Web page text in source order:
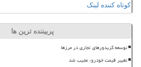
کوتاه کننده لینک
پربیننده ترین ها
توسعه کریدورهای تجاری در مرزها
تغییر قیمت خودرو، عجیب شد